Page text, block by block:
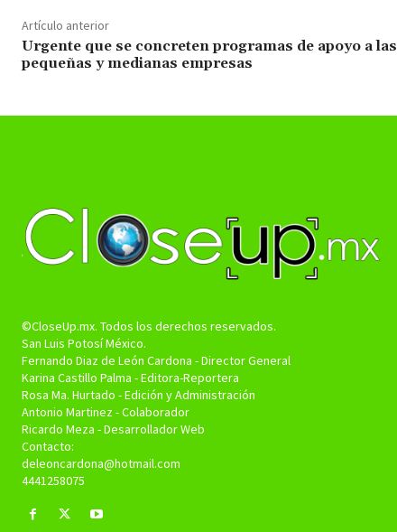
Artículo anterior
Urgente que se concreten programas de apoyo a las
pequeñas y medianas empresas
©CloseUp.mx. Todos los derechos reservados.
San Luis Potosí México.
Fernando Diaz de León Cardona - Director General
Karina Castillo Palma - Editora-Reportera
Rosa Ma. Hurtado - Edición y Administración
Antonio Martinez - Colaborador
Ricardo Meza - Desarrollador Web
Contacto:
deleoncardona@hotmail.com
4441258075